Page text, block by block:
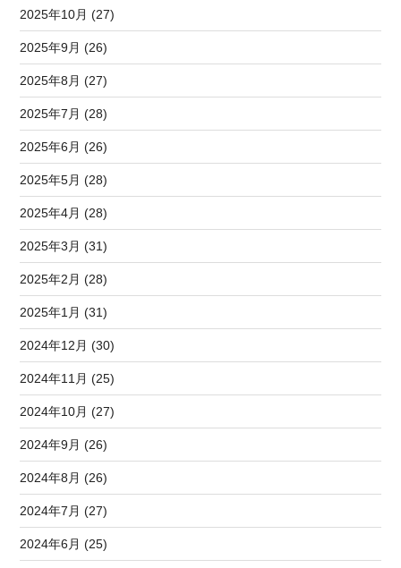
2025年10月 (27)
2025年9月 (26)
2025年8月 (27)
2025年7月 (28)
2025年6月 (26)
2025年5月 (28)
2025年4月 (28)
2025年3月 (31)
2025年2月 (28)
2025年1月 (31)
2024年12月 (30)
2024年11月 (25)
2024年10月 (27)
2024年9月 (26)
2024年8月 (26)
2024年7月 (27)
2024年6月 (25)